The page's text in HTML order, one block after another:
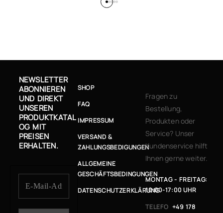
NEWSLETTER
ABONNIEREN
UND DIREKT
UNSEREN
PRODUKTKATAL
OG MIT
PREISEN
ERHALTEN.
SHOP
FAQ
IMPRESSUM
VERSAND &
ZAHLUNGSBEDIGUNGEN
ALLGEMEINE
GESCHÄFTSBEDINGUNGEN
DATENSCHUTZERKLÄRUNG
Fragen zu
Bestellung,
Produkten oder
Service? Unser
Kundenservice hilft
Ihnen gerne weiter.
MONTAG - FREITAG:
10:00-17:00 UHR
TELEFO +49 178